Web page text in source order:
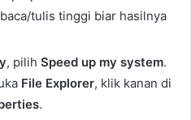
tulis tinggi biar hasilnya
, pilih Speed up my system.
File Explorer, klik kanan di
.